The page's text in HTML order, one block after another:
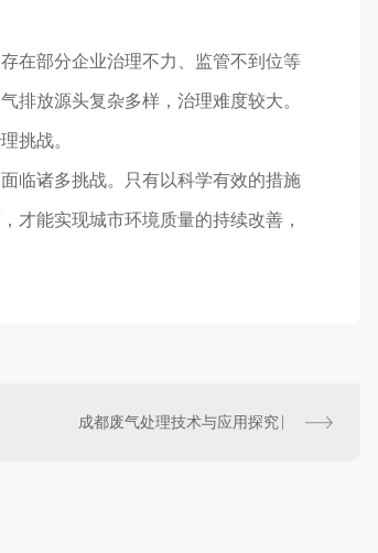
在部分企业治理不力、监管不到位等
排放源头复杂多样，治理难度较大。
挑战。
临诸多挑战。只有以科学有效的措施
才能实现城市环境质量的持续改善，
成都废气处理技术与应用探究